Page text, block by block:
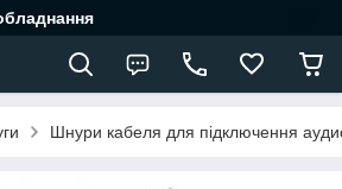
Шнури кабеля для підключення